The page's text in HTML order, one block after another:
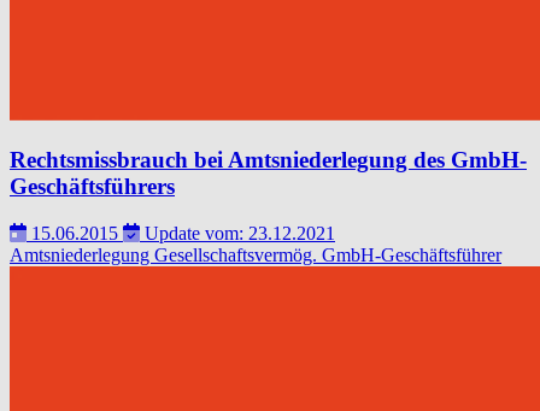
Rechtsmissbrauch bei Amtsniederlegung des GmbH-
Geschäftsführers
15.06.2015
Update vom: 23.12.2021
Amtsniederlegung Gesellschaftsvermög. GmbH-Geschäftsführer